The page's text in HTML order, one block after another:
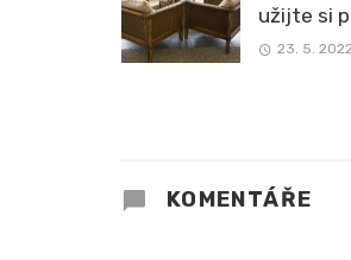
užijte si
23. 5. 2022
KOMENTÁŘE